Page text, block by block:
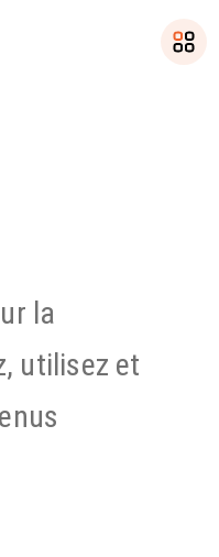
la
utilisez et